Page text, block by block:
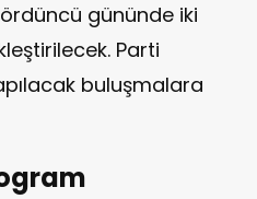
gününde iki
Parti
buluşmalara